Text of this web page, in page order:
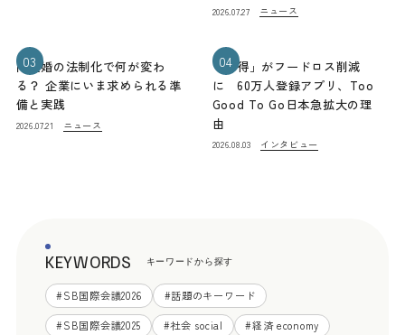
2026.07.27 ニュース
03
同性婚の法制化で何が変わ
る？ 企業にいま求められる準
備と実践
2026.07.21 ニュース
04
「お得」がフードロス削減
に 60万人登録アプリ、Too
Good To Go日本急拡大の理
由
2026.08.03 インタビュー
KEYWORDS キーワードから探す
#SB国際会議2026 #話題のキーワード
#SB国際会議2025 #社会 social #経済 economy